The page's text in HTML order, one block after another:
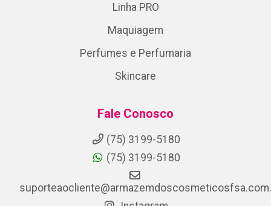
Linha PRO
Maquiagem
Perfumes e Perfumaria
Skincare
Fale Conosco
(75) 3199-5180
(75) 3199-5180